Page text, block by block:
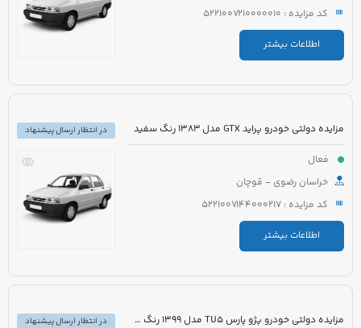
کد مزایده : 5221007210000010
اطلاعات بیشتر
مزایده دولتی خودرو پراید GTX مدل 1383 رنگ سفید
فعال
خراسان رضوی - قوچان
کد مزایده : 5221007144000217
اطلاعات بیشتر
در انتظار ارسال پیشنهاد
مزایده دولتی خودرو پژو پارس TU5 مدل 1399 رنگ سفید
در انتظار ارسال پیشنهاد